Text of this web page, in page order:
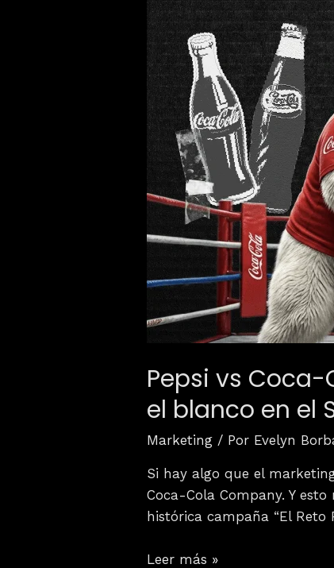
Pepsi vs
el blanco en el
Marketing / Por Evelyn
Si hay algo que el
Coca-Cola Company. Y
histórica campaña “El Reto
Leer más »